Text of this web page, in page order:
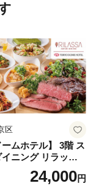
区
ームホテル】 3階 ス
ニング リラッサ
ッフェ お食事券 大
関東 東京 ご利用
24,000円